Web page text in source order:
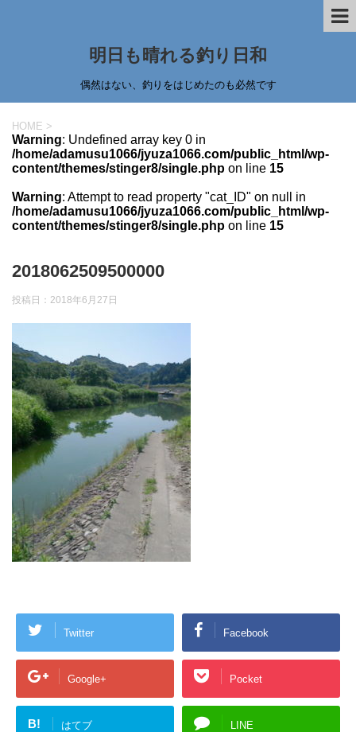
明日も晴れる釣り日和
偶然はない、釣りをはじめたのも必然です
HOME >
Warning: Undefined array key 0 in
/home/adamusu1066/jyuza1066.com/public_html/wp-
content/themes/stinger8/single.php on line 15
Warning: Attempt to read property "cat_ID" on null in
/home/adamusu1066/jyuza1066.com/public_html/wp-
content/themes/stinger8/single.php on line 15
2018062509500000
投稿日： 2018年6月27日
Twitter Facebook
Google+ Pocket
B! はてブ LINE